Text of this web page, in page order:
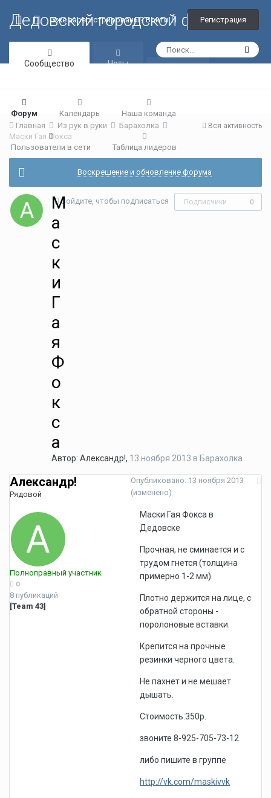
Дедовский городской форум
Уже зарегистрированы? Войти Регистрация
Сообщество
Форум Календарь Наша команда
Пользователи в сети Таблица лидеров
Чаты
Вся активность
Главная Из рук в руки
Барахолка
Маски Гая Фокса
Воскрешение и обновление форума
Войдите, чтобы подписаться Подписчики 0
М
а
с
к
и
Г
а
я
Ф
о
к
с
а
Автор: Александр!, 13 ноября 2013 в Барахолка
Александр!
Рядовой
Полноправный участник
0
8 публикаций
[Team 43]
Опубликовано: 13 ноября 2013
(изменено)
Маски Гая Фокса в
Дедовске
Прочная, не сминается и с
трудом гнется (толщина
примерно 1-2 мм).
Плотно держится на лице, с
обратной стороны -
поролоновые вставки.
Крепится на прочные
резинки черного цвета.
Не пахнет и не мешает
дышать.
Стоимость:350р.
звоните 8-925-705-73-12
либо пишите в группе
http://vk.com/maskivvk